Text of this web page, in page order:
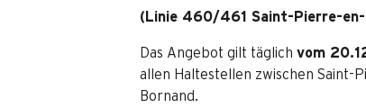
(Linie 460/461 Saint-Pierre-en-
Das Angebot gilt täglich vom
allen Haltestellen zwischen Saint-
Bornand.